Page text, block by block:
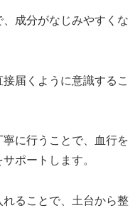
成分がなじみやすくな
届くように意識するこ
に行うことで、血行を
ポートします。
ることで、土台から整